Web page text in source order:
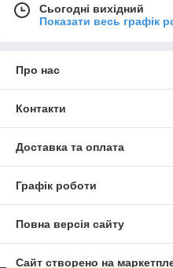
Сьогодні вихідний
Показати весь графік
Про нас
Контакти
Доставка та оплата
Графік роботи
Повна версія сайту
Сайт створено на